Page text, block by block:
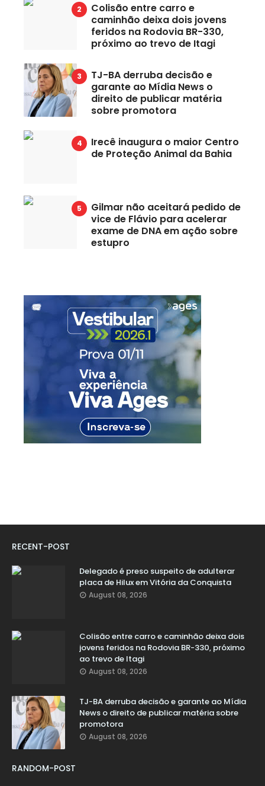
Colisão entre carro e
caminhão deixa dois jovens
feridos na Rodovia BR-330,
próximo ao trevo de Itagi
TJ-BA derruba decisão e
garante ao Mídia News o
direito de publicar matéria
sobre promotora
Irecê inaugura o maior Centro
de Proteção Animal da Bahia
Gilmar não aceitará pedido de
vice de Flávio para acelerar
exame de DNA em ação sobre
estupro
RECENT-POST
Delegado é preso suspeito de adulterar
placa de Hilux em Vitória da Conquista
August 08, 2026
Colisão entre carro e caminhão deixa dois
jovens feridos na Rodovia BR-330, próximo
ao trevo de Itagi
August 08, 2026
TJ-BA derruba decisão e garante ao Mídia
News o direito de publicar matéria sobre
promotora
August 08, 2026
RANDOM-POST